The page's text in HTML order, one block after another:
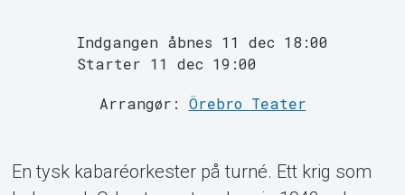
Support
Indgangen åbnes 11 dec 18:00
Starter 11 dec 19:00
Arrangør: Örebro Teater
En tysk kabaréorkester på turné. Ett krig som